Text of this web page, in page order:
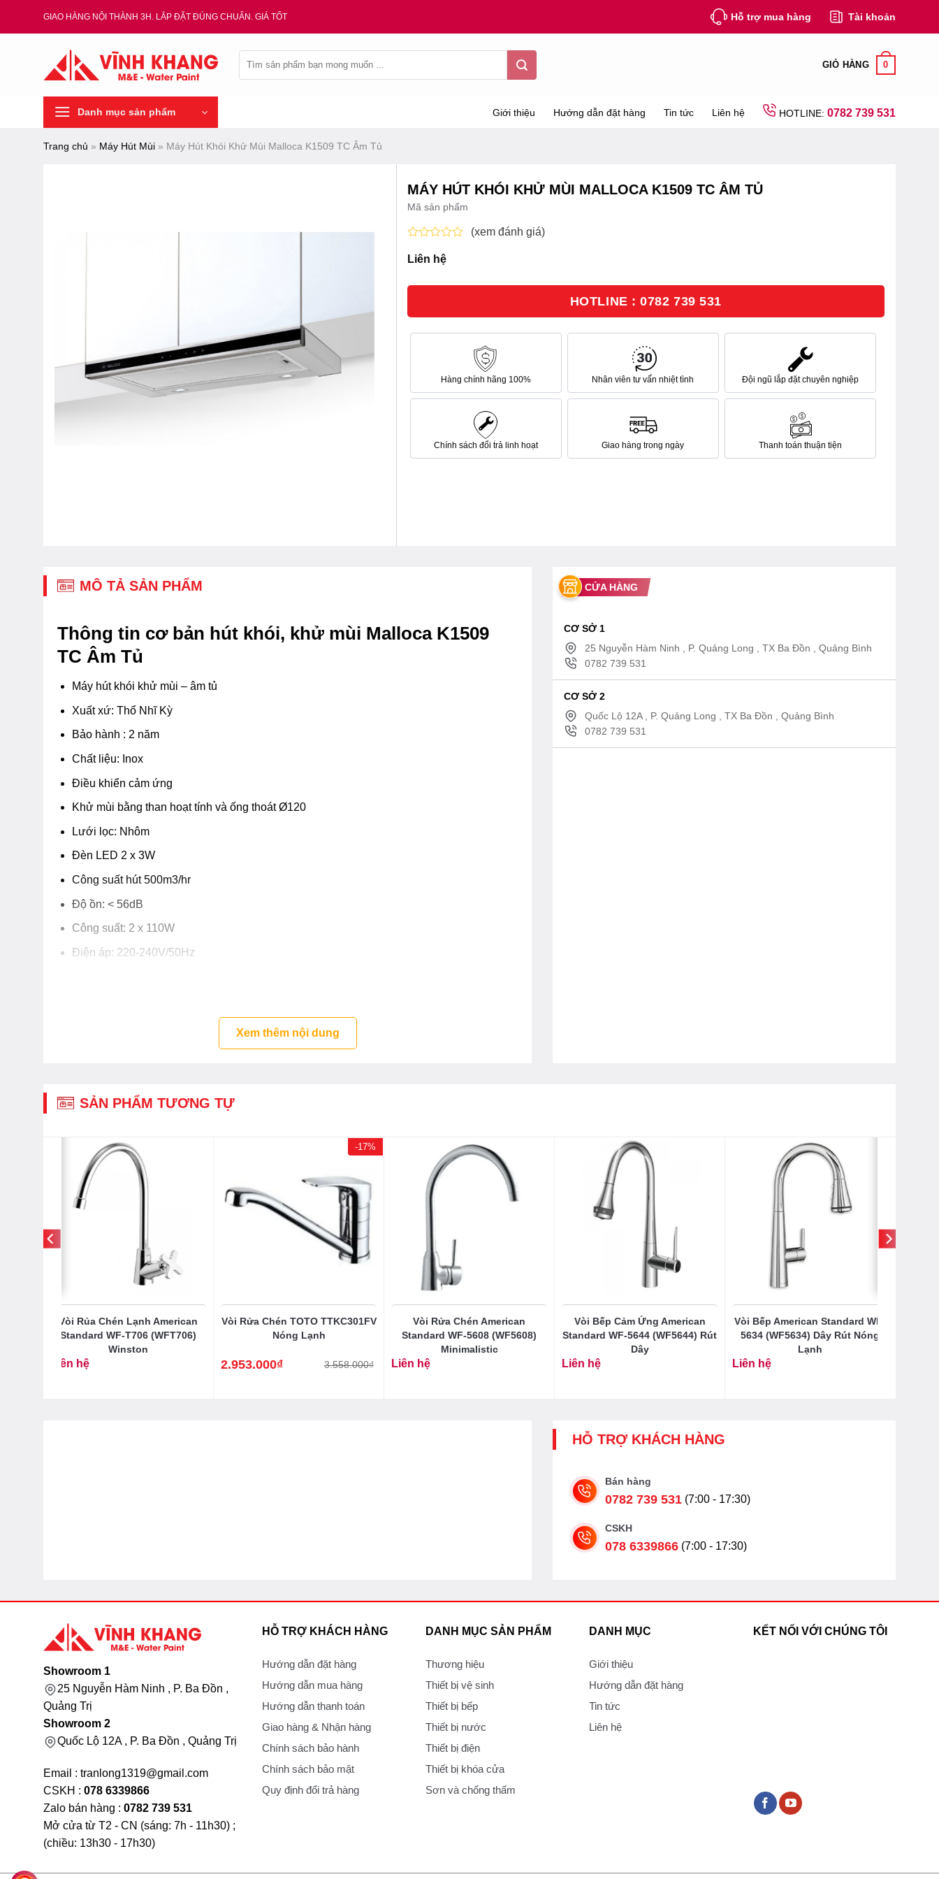
GIAO HÀNG NỘI THÀNH 3H. LẮP ĐẶT ĐÚNG CHUẨN. GIÁ TỐT Hỗ trợ mua hàng Tài khoản
kiếm:
GIỎ HÀNG 0
Danh mục sản phẩm Giới thiệu Hướng dẫn đặt hàng Tin tức Liên hệ HOTLINE: 0782 739 531
Trang chủ » Máy Hút Mùi » Máy Hút Khói Khử Mùi Malloca K1509 TC Âm Tủ
MÁY HÚT KHÓI KHỬ MÙI MALLOCA K1509 TC ÂM TỦ
Mã sản phẩm
xếp
(xem đánh giá)
Liên hệ
HOTLINE : 0782 739 531
Hàng chính hãng 100% Nhân viên tư vấn nhiệt tình Đội ngũ lắp đặt chuyên nghiệp
Chính sách đổi trả linh hoạt Giao hàng trong ngày Thanh toán thuận tiện
MÔ TẢ SẢN PHẨM
Thông tin cơ bản hút khói, khử mùi Malloca K1509
TC Âm Tủ
Máy hút khói khử mùi – âm tủ
Xuất xứ: Thổ Nhĩ Kỳ
Bảo hành : 2 năm
Chất liệu: Inox
Điều khiển cảm ứng
Khử mùi bằng than hoạt tính và ống thoát Ø120
Lưới lọc: Nhôm
Đèn LED 2 x 3W
Công suất hút 500m3/hr
Độ ồn: < 56dB
Công suất: 2 x 110W
Điện áp: 220-240V/50Hz
Xem thêm nội dung
CỬA HÀNG
CƠ SỞ 1
25 Nguyễn Hàm Ninh , P. Quảng Long , TX Ba Đồn , Quảng Bình
0782 739 531
CƠ SỞ 2
Quốc Lộ 12A , P. Quảng Long , TX Ba Đồn , Quảng Bình
0782 739 531
SẢN PHẨM TƯƠNG TỰ
Vòi Rủa Chén Lạnh American
Standard WF-T706 (WFT706)
Winston
Liên hệ
-17%
Vòi Rửa Chén TOTO TTKC301FV
Nóng Lạnh
3.558.000₫
Giá
2.953.000₫
Giá
Vòi Rửa Chén American
Standard WF-5608 (WF5608)
Minimalistic
Liên hệ
Vòi Bếp Cảm Ứng American
Standard WF-5644 (WF5644) Rút
Dây
Liên hệ
Vòi Bếp American Standard WF-
5634 (WF5634) Dây Rút Nóng
Lạnh
Liên hệ
HỖ TRỢ KHÁCH HÀNG
Bán hàng
0782 739 531 (7:00 - 17:30)
CSKH
078 6339866 (7:00 - 17:30)
Showroom 1
25 Nguyễn Hàm Ninh , P. Ba Đồn ,
Quảng Trị
Showroom 2
Quốc Lộ 12A , P. Ba Đồn , Quảng Trị
Email : tranlong1319@gmail.com
CSKH : 078 6339866
Zalo bán hàng : 0782 739 531
Mở cửa từ T2 - CN (sáng: 7h - 11h30) ;
(chiều: 13h30 - 17h30)
HỖ TRỢ KHÁCH HÀNG
Hướng dẫn đặt hàng
Hướng dẫn mua hàng
Hướng dẫn thanh toán
Giao hàng & Nhận hàng
Chính sách bảo hành
Chính sách bảo mật
Quy định đổi trả hàng
DANH MỤC SẢN PHẨM
Thương hiệu
Thiết bị vệ sinh
Thiết bị bếp
Thiết bị nước
Thiết bị điện
Thiết bị khóa cửa
Sơn và chống thấm
DANH MỤC
Giới thiệu
Hướng dẫn đặt hàng
Tin tức
Liên hệ
KẾT NỐI VỚI CHÚNG TÔI